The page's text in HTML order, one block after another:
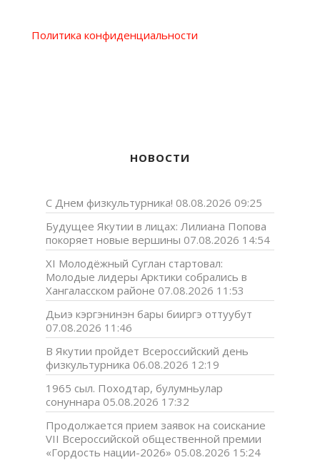
Политика конфиденциальности
НОВОСТИ
С Днем физкультурника! 08.08.2026 09:25
Будущее Якутии в лицах: Лилиана Попова
покоряет новые вершины 07.08.2026 14:54
XI Молодёжный Суглан стартовал:
Молодые лидеры Арктики собрались в
Хангаласском районе 07.08.2026 11:53
Дьиэ кэргэнинэн бары бииргэ оттуубут
07.08.2026 11:46
В Якутии пройдет Всероссийский день
физкультурника 06.08.2026 12:19
1965 сыл. Походтар, булумньулар
сонуннара 05.08.2026 17:32
Продолжается прием заявок на соискание
VII Всероссийской общественной премии
«Гордость нации-2026» 05.08.2026 15:24